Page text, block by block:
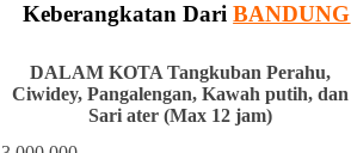
Keberangkatan Dari BANDUNG
DALAM KOTA Tangkuban Perahu,
Ciwidey, Pangalengan, Kawah putih, dan
Sari ater (Max 12 jam)